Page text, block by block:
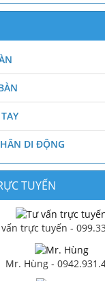
DI ĐỘNG
TUYẾN
trực tuyến -
Mr. Hùng -